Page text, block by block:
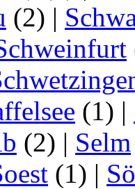
(2) |
(1) |
(2) | Selm
(1) |